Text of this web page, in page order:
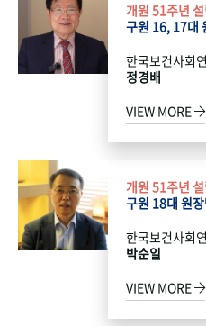
개원 51주년
구원 16, 17대
한국보건사회
정경배
VIEW MORE
개원 51주년
구원 18대 원장
한국보건사회
박순일
VIEW MORE